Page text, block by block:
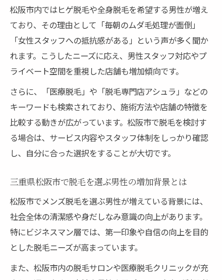
とは
松阪市の医療脱毛クリニック選びの注意点
医療脱毛 三重県 メンズの体験談に学ぶポイ
ント
ヒゲ脱毛からVIOまで松阪市で始める方法
松阪 ヒゲ脱毛を始める際の基本と注意点
VIO脱毛 松阪で男性が安心して受けるコツ
松阪市でヒゲ・VIO脱毛を効率よく進める方
法
三重県 ヒゲ脱毛 医療脱毛の違いと選び方
松阪市の全身脱毛と部位別プランの選択基
男性向け全身脱毛なら安心できるポイントに注
目
メンズ全身脱毛で重視すべき安心ポイント
松阪市で男性が安心できる脱毛サロンの選
松阪市内ではヒゲ脱毛や全身脱毛を希望する男性が増え
ており、その理由として「毎朝のムダ毛処理が面倒」
「女性スタッフへの抵抗感がある」という声が多く聞か
れます。こうしたニーズに応え、男性スタッフ対応やプ
ライベート空間を重視した店舗も増加傾向です。
さらに、「医療脱毛」や「脱毛専門店アシュラ」などの
キーワードも検索されており、施術方法や店舗の特徴を
比較する動きが広がっています。松阪市で脱毛を検討す
る場合は、サービス内容やスタッフ体制をしっかり確認
し、自分に合った選択をすることが大切です。
三重県松阪市で脱毛を選ぶ男性の増加背景とは
松阪市でメンズ脱毛を選ぶ男性が増えている背景には、
社会全体の清潔感や身だしなみ意識の向上があります。
特にビジネスマン層では、第一印象や自信の向上を目的
とした脱毛ニーズが高まっています。
また、松阪市内の脱毛サロンや医療脱毛クリニックが充